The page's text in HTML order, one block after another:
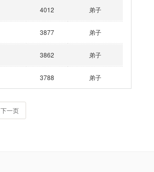
4012 弟子
3877 弟子
3862 弟子
3788 弟子
下一页